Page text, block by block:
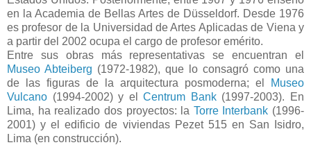
en la Academia de Bellas Artes de Düsseldorf. Desde 1976
es profesor de la Universidad de Artes Aplicadas de Viena y
a partir del 2002 ocupa el cargo de profesor emérito.
Entre sus obras más representativas se encuentran el
Museo Abteiberg (1972-1982), que lo consagró como una
de las figuras de la arquitectura posmoderna; el
Museo
Vulcano (1994-2002) y elCentrum Bank(1997-2003). En
Lima, ha realizado dos proyectos: la Torre Interbank (1996-
2001) y el edificio de viviendas Pezet 515 en San Isidro,
Lima (en construcción).